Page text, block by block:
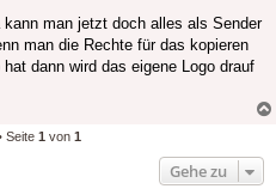
man jetzt doch alles als Sender
man die Rechte für das kopieren
dann wird das eigene Logo drauf
Seite 1 von 1
Gehe zu